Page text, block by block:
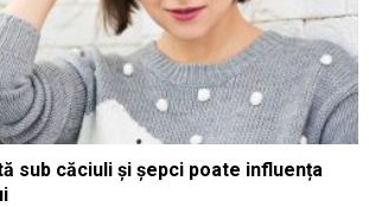
sub căciuli și șepci poate influența